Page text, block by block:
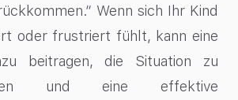
Wenn sich Ihr Kind
oder frustriert fühlt, kann eine
beitragen, die Situation zu
und eine effektive